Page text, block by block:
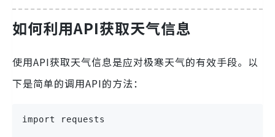
如何利用API获取天气信息
使用API获取天气信息是应对极寒天气的有效手段。以
下是简单的调用API的方法：
import requests